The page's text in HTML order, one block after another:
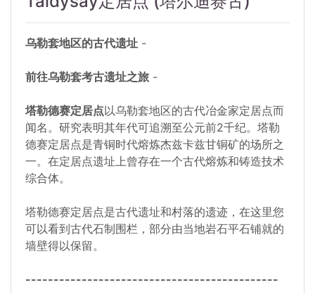
乌勒套地区的古代遗址 -
前往乌勒套考古遗址之旅 -
塔勒德赛定居点以乌勒套地区的古代冶金家定居点而
闻名。研究表明其年代可追溯至公元前2千纪。塔勒
德赛定居点是青铜时代熔炼杰兹卡兹甘铜矿的场所之
一。在定居点遗址上曾存在一个古代熔炼和铸造技术
综合体。
塔勒德赛定居点是古代遗址和村落的遗迹，在这里您
可以看到古代石制围栏，部分由当地岩石平石铺就的
墙壁得以保留。
---------------------------------------------